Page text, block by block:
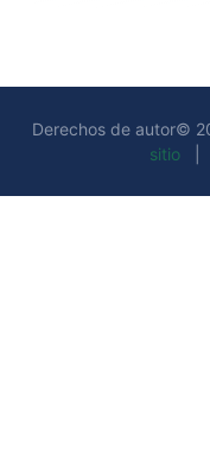
Derechos de autor©
sitio